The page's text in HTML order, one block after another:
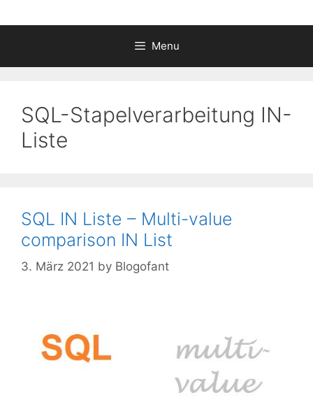
Menu
SQL-Stapelverarbeitung IN-
Liste
SQL IN Liste – Multi-value
comparison IN List
3. März 2021 by Blogofant